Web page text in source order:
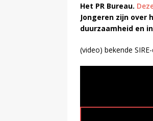
Het PR Bureau.
Jongeren zijn over
duurzaamheid en
(video) bekende